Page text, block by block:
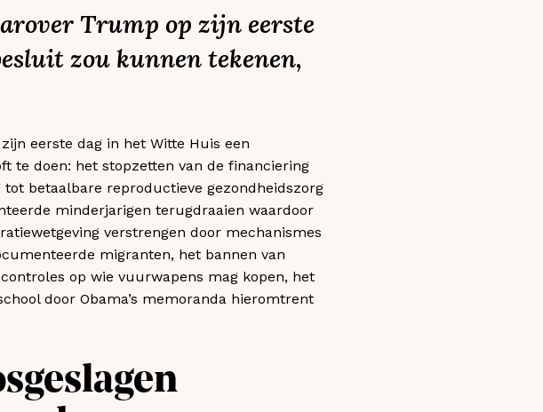
Trump op zijn eerste
zou kunnen tekenen,
eerste dag in het Witte Huis een
te doen: het stopzetten van de financiering
betaalbare reproductieve gezondheidszorg
minderjarigen terugdraaien waardoor
verstrengen door mechanismes
migranten, het bannen van
op wie vuurwapens mag kopen, het
door Obama’s memoranda hieromtrent